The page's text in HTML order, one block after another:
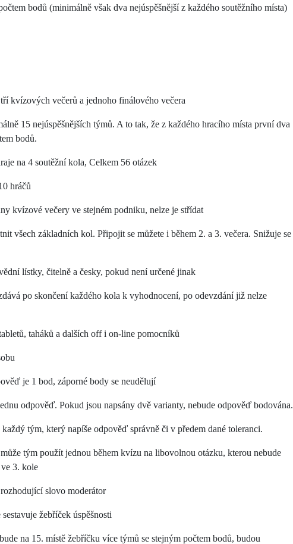
bodů (minimálně však dva nejúspěšnější z každého soutěžního místa)
kvízových večerů a jednoho finálového večera
15 nejúspěšnějších týmů. A to tak, že z každého hracího místa první dva
bodů.
na 4 soutěžní kola, Celkem 56 otázek
hráčů
kvízové večery ve stejném podniku, nelze je střídat
všech základních kol. Připojit se můžete i během 2. a 3. večera. Snižuje se
lístky, čitelně a česky, pokud není určené jinak
po skončení každého kola k vyhodnocení, po odevzdání již nelze
taháků a dalších off i on-line pomocníků
je 1 bod, záporné body se neudělují
odpověď. Pokud jsou napsány dvě varianty, nebude odpověď bodována.
tým, který napíše odpověď správně či v předem dané toleranci.
tým použít jednou během kvízu na libovolnou otázku, kterou nebude
3. kole
slovo moderátor
žebříček úspěšnosti
na 15. místě žebříčku více týmů se stejným počtem bodů, budou